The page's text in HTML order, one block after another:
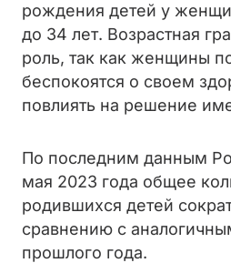
рождения детей у
до 34 лет. Возрастная
роль, так как женщины
беспокоятся о своем
повлиять на решение
По последним данным
мая 2023 года общее
родившихся детей
сравнению с
прошлого года.